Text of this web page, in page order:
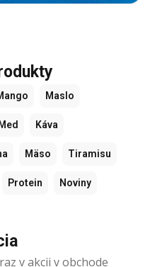
Maslo
Med Káva
Mäso Tiramisu
Protein Noviny
v akcii v obchode